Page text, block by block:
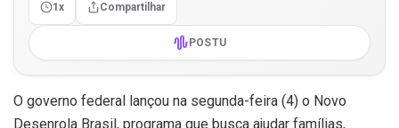
1x Compartilhar
POSTU
O governo federal lançou na segunda-feira (4) o Novo
Desenrola Brasil, programa que busca ajudar famílias,